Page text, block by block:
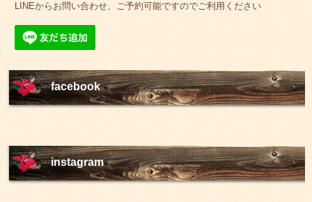
LINEからお問い合わせ、ご予約可能ですのでご利用ください
facebook
instagram